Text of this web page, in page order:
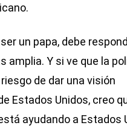
un papa, debe
amplia. Y si ve que la
de dar una visión
Estados Unidos, creo
ayudando a Estados